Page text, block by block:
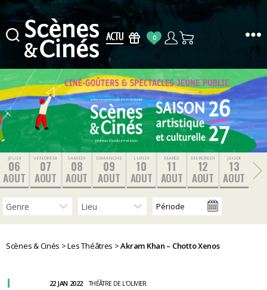
&
Cinés
0
JEUDI
06
AOUT
VENDREDI
07
AOUT
SAMEDI
08
AOUT
DIMANCHE
09
AOUT
LUNDI
10
AOUT
MARDI
11
AOUT
MERCREDI
12
AOUT
JEUDI
13
AOUT
Scènes & Cinés >Les Théâtres >Akram Khan – Chotto Xenos
22 JAN 2022 THÉÂTRE DE L'OLIVIER